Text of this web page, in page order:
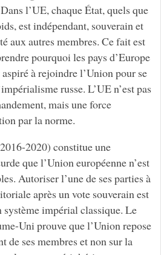
l’UE, chaque État, quels que
est indépendant, souverain et
aux autres membres. Ce fait est
pourquoi les pays d’Europe
à rejoindre l’Union pour se
russe. L’UE n’est pas
mais une force
par la norme.
2020) constitue une
que l’Union européenne n’est
Autoriser l’une de ses parties à
après un vote souverain est
système impérial classique. Le
Uni prouve que l’Union repose
de ses membres et non sur la